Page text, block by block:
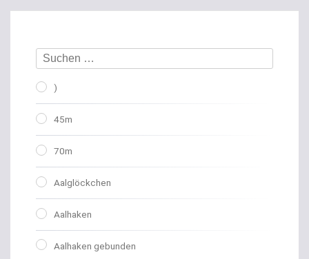
)
45m
70m
Aalglöckchen
Aalhaken
Aalhaken gebunden